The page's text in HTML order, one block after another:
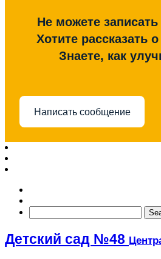
Не можете
Хотите рассказать
Знаете, как
Написать сообщение
Детский сад №48